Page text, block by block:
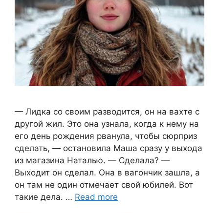
— Лидка со своим разводится, он на вахте с
другой жил. Это она узнала, когда к нему на
его день рождения рванула, чтобы сюрприз
сделать, — остановила Маша сразу у выхода
из магазина Наталью. — Сделала? —
Выходит он сделал. Она в вагончик зашла, а
он там не один отмечает свой юбилей. Вот
такие дела. … Read more